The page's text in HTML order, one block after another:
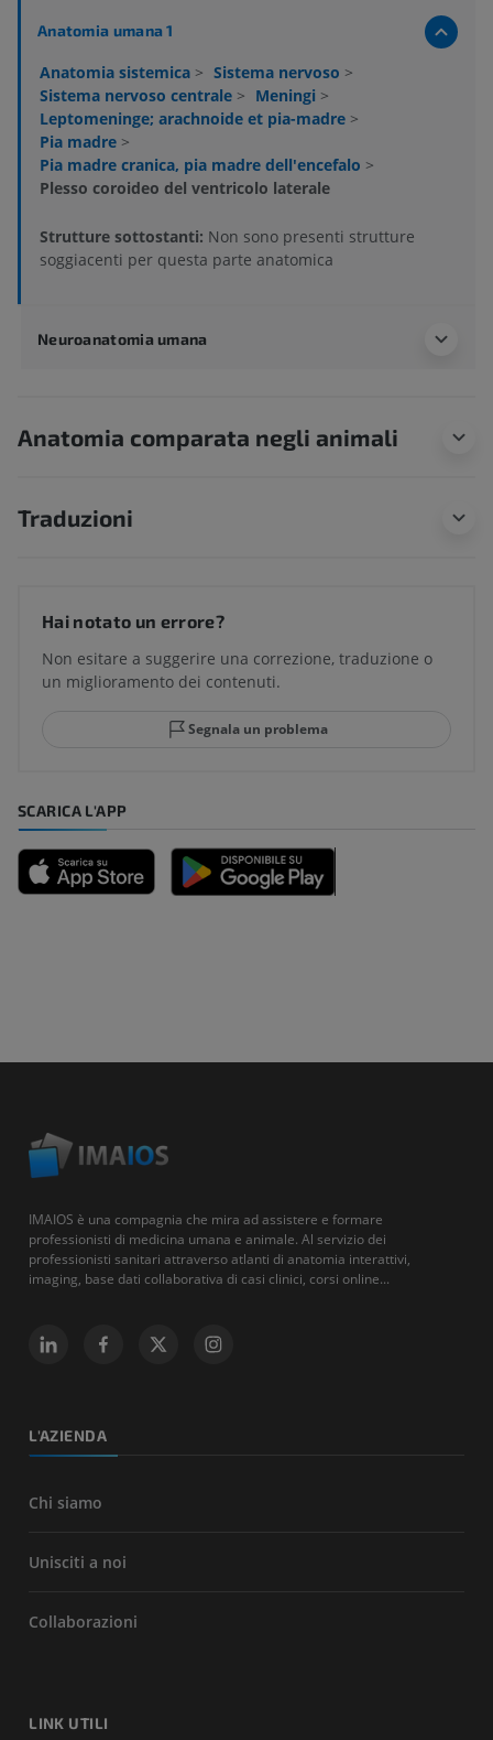
Anatomia umana 1
Anatomia sistemica > Sistema nervoso >
Sistema nervoso centrale > Meningi >
Leptomeninge; arachnoide et pia-madre >
Pia madre >
Pia madre cranica, pia madre dell'encefalo >
Plesso coroideo del ventricolo laterale
Strutture sottostanti: Non sono presenti strutture
soggiacenti per questa parte anatomica
Neuroanatomia umana
Anatomia comparata negli animali
Traduzioni
Hai notato un errore?
Non esitare a suggerire una correzione, traduzione o
un miglioramento dei contenuti.
Segnala un problema
SCARICA L'APP
IMAIOS è una compagnia che mira ad assistere e formare
professionisti di medicina umana e animale. Al servizio dei
professionisti sanitari attraverso atlanti di anatomia interattivi,
imaging, base dati collaborativa di casi clinici, corsi online...
L'AZIENDA
Chi siamo
Unisciti a noi
Collaborazioni
LINK UTILI